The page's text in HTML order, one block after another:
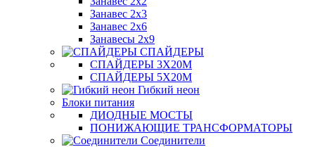
Занавес 2х3
Занавес 2х6
Занавесы 2х9
СПАЙДЕРЫ
СПАЙДЕРЫ 3Х20М
СПАЙДЕРЫ 5Х20М
Гибкий неон
Блоки питания
ДИОДНЫЕ МОСТЫ
ПОНИЖАЮЩИЕ ТРАНСФОРМАТОРЫ
Соединители